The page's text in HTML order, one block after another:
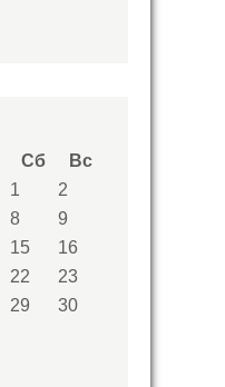
Сб
Вс
1
2
8
9
15
16
22
23
29
30